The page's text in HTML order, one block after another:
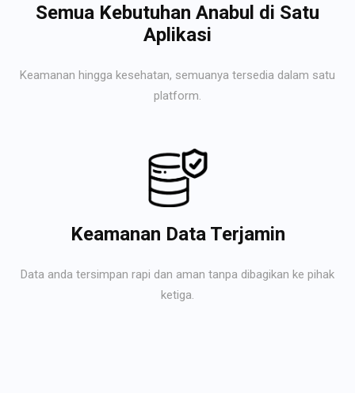
Semua Kebutuhan Anabul di Satu
Aplikasi
Keamanan hingga kesehatan, semuanya tersedia dalam satu
platform.
Keamanan Data Terjamin
Data anda tersimpan rapi dan aman tanpa dibagikan ke pihak
ketiga.